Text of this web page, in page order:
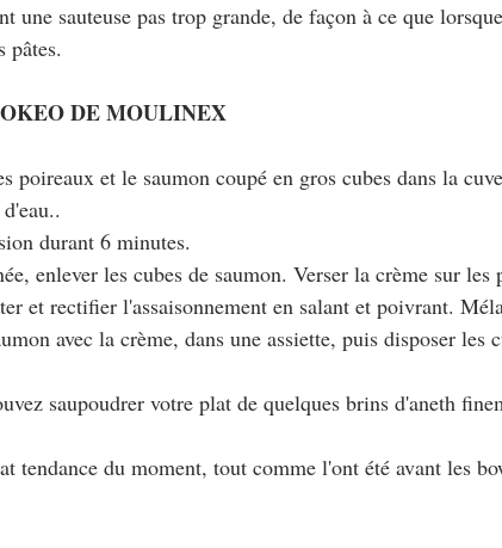
une sauteuse pas trop grande, de façon à ce que
pâtes.
DE MOULINEX
poireaux et le saumon coupé en gros cubes dans la
durant 6 minutes.
enlever les cubes de saumon. Verser la crème sur les
et rectifier l'assaisonnement en salant et poivrant.
avec la crème, dans une assiette, puis disposer les
saupoudrer votre plat de quelques brins d'aneth
tendance du moment, tout comme l'ont été avant les